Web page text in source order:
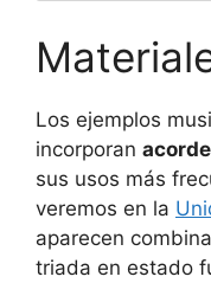
Los ejemplos
incorporan
sus usos más
veremos en la
aparecen
triada en estado